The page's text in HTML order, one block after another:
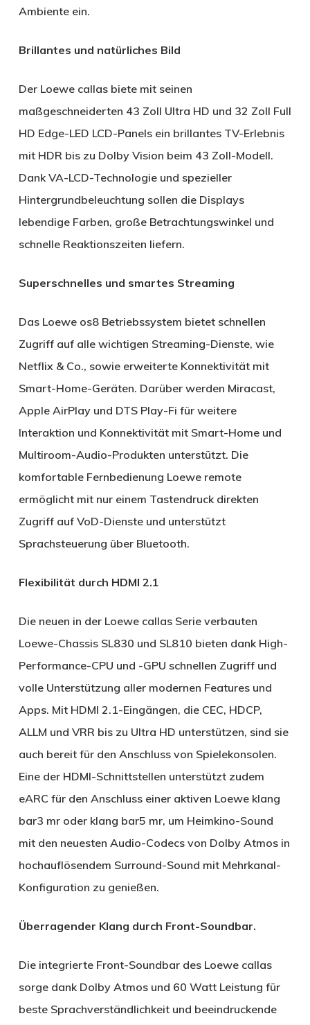
Ambiente ein.
Brillantes und natürliches Bild
Der Loewe callas biete mit seinen
maßgeschneiderten 43 Zoll Ultra HD und 32 Zoll Full
HD Edge-LED LCD-Panels ein brillantes TV-Erlebnis
mit HDR bis zu Dolby Vision beim 43 Zoll-Modell.
Dank VA-LCD-Technologie und spezieller
Hintergrundbeleuchtung sollen die Displays
lebendige Farben, große Betrachtungswinkel und
schnelle Reaktionszeiten liefern.
Superschnelles und smartes Streaming
Das Loewe os8 Betriebssystem bietet schnellen
Zugriff auf alle wichtigen Streaming-Dienste, wie
Netflix & Co., sowie erweiterte Konnektivität mit
Smart-Home-Geräten. Darüber werden Miracast,
Apple AirPlay und DTS Play-Fi für weitere
Interaktion und Konnektivität mit Smart-Home und
Multiroom-Audio-Produkten unterstützt. Die
komfortable Fernbedienung Loewe remote
ermöglicht mit nur einem Tastendruck direkten
Zugriff auf VoD-Dienste und unterstützt
Sprachsteuerung über Bluetooth.
Flexibilität durch HDMI 2.1
Die neuen in der Loewe callas Serie verbauten
Loewe-Chassis SL830 und SL810 bieten dank High-
Performance-CPU und -GPU schnellen Zugriff und
volle Unterstützung aller modernen Features und
Apps. Mit HDMI 2.1-Eingängen, die CEC, HDCP,
ALLM und VRR bis zu Ultra HD unterstützen, sind sie
auch bereit für den Anschluss von Spielekonsolen.
Eine der HDMI-Schnittstellen unterstützt zudem
eARC für den Anschluss einer aktiven Loewe klang
bar3 mr oder klang bar5 mr, um Heimkino-Sound
mit den neuesten Audio-Codecs von Dolby Atmos in
hochauflösendem Surround-Sound mit Mehrkanal-
Konfiguration zu genießen.
Überragender Klang durch Front-Soundbar.
Die integrierte Front-Soundbar des Loewe callas
sorge dank Dolby Atmos und 60 Watt Leistung für
beste Sprachverständlichkeit und beeindruckende